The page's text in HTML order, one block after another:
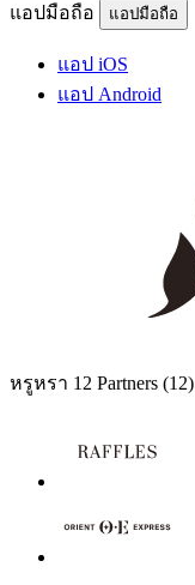
แอปมือถือ แอปมือถือ
แอป iOS
แอป Android
หรูหรา 12 Partners (12)